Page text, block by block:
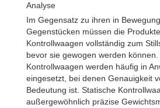
Analyse
Im Gegensatz zu ihren in
Gegenstücken müssen die
Kontrollwaagen vollständig zum
bevor sie gewogen werden
Kontrollwaagen werden häufig in
eingesetzt, bei denen Genauigkeit
Bedeutung ist. Statische
außergewöhnlich präzise